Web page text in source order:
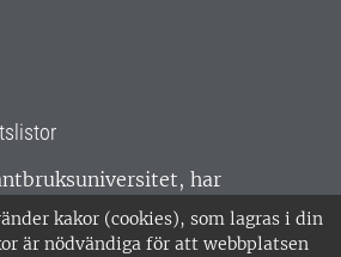
kakor (cookies), som lagras i din
är nödvändiga för att webbplatsen
har
hela Sverige. Huvudorter är
och Umeå.SLU är